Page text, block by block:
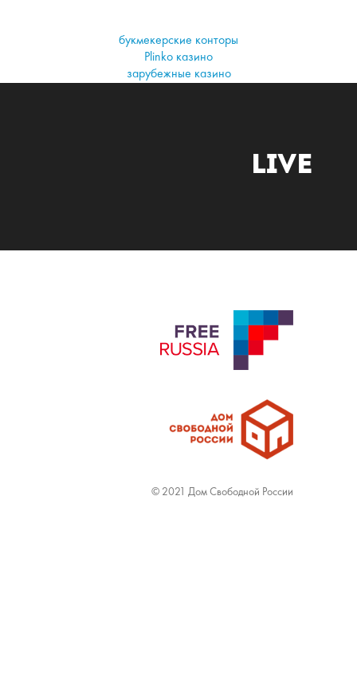
букмекерские конторы
Plinko казино
зарубежные казино
Live
© 2021 Дом Свободной России